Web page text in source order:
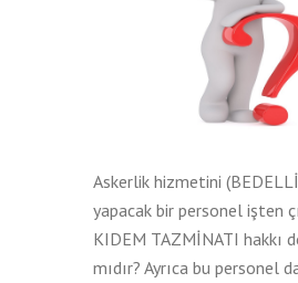
Askerlik hizmetini
yapacak bir personel işten
KIDEM TAZMİNATI hakkı
mıdır? Ayrıca bu personel